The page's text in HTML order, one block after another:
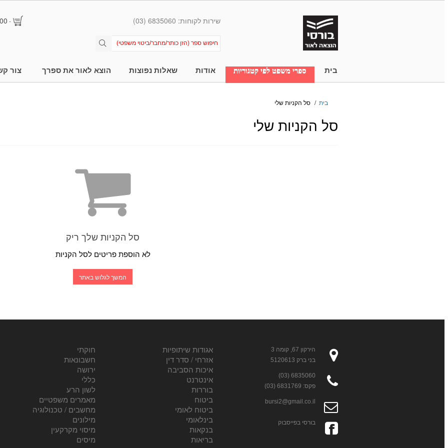
שירות לקוחות: 6835060 (03) -
בית ספרי משפט לפי קטגוריות אודות שאלות נפוצות הוצא לאור את ספרך צור
בית / סל הקניות שלי
סל הקניות שלי
סל הקניות שלך ריק
לא הוספת פריטים לסל הקניות
המשך לגלוש באתר
הירקון 67, קומה 3
בני ברק 5120613
6835060 (03)
פקס: 6831769 (03)
bursi2@gmail.co.il
בורסי בפייסבוק
אגודות שיתופיות
אזרחי / סדר דין
איכות הסביבה
אינטרנט
בוררות
ביטוח
ביטוח לאומי
בינלאומי
בנקאות
בריאות
חוקתי
חשבונאות
ירושה
כללי
לשון הרע
מאמרים משפטיים
מחשבים / טכנולוגיה
מילונים
מיסוי מקרקעין
מיסים